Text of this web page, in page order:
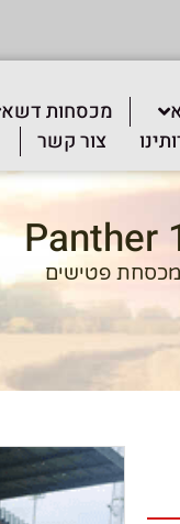
מכסחות דשא
צור קשר
מכסחת פטישים